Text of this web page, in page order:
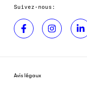
Suivez-nous:
Avis légaux